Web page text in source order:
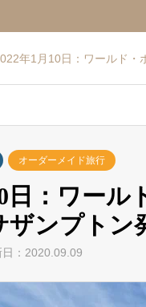
年1月10日：ワールド・
オーダーメイド旅行
日：ワー
ザンプト
：2020.09.09